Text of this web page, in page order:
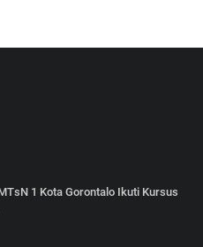
1 Kota Gorontalo Ikuti Kursus